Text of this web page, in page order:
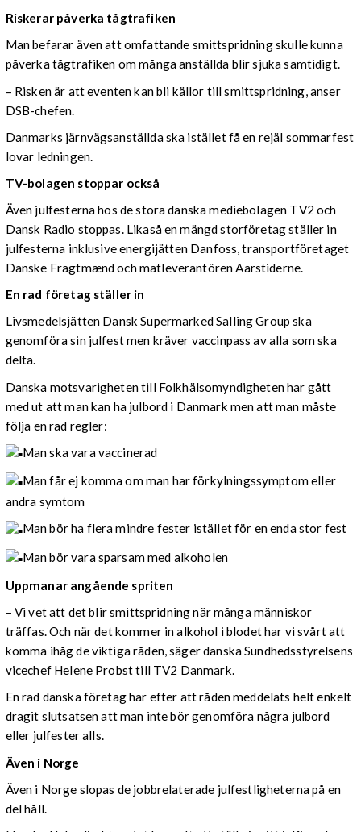
Riskerar påverka tågtrafiken
Man befarar även att omfattande smittspridning skulle kunna
påverka tågtrafiken om många anställda blir sjuka samtidigt.
– Risken är att eventen kan bli källor till smittspridning, anser
DSB-chefen.
Danmarks järnvägsanställda ska istället få en rejäl sommarfest
lovar ledningen.
TV-bolagen stoppar också
Även julfesterna hos de stora danska mediebolagen TV2 och
Dansk Radio stoppas. Likaså en mängd storföretag ställer in
julfesterna inklusive energijätten Danfoss, transportföretaget
Danske Fragtmænd och matleverantören Aarstiderne.
En rad företag ställer in
Livsmedelsjätten Dansk Supermarked Salling Group ska
genomföra sin julfest men kräver vaccinpass av alla som ska
delta.
Danska motsvarigheten till Folkhälsomyndigheten har gått
med ut att man kan ha julbord i Danmark men att man måste
följa en rad regler:
Man ska vara vaccinerad
Man får ej komma om man har förkylningssymptom eller
andra symtom
Man bör ha flera mindre fester istället för en enda stor fest
Man bör vara sparsam med alkoholen
Uppmanar angående spriten
– Vi vet att det blir smittspridning när många människor
träffas. Och när det kommer in alkohol i blodet har vi svårt att
komma ihåg de viktiga råden, säger danska Sundhedsstyrelsens
vicechef Helene Probst till TV2 Danmark.
En rad danska företag har efter att råden meddelats helt enkelt
dragit slutsatsen att man inte bör genomföra några julbord
eller julfester alls.
Även i Norge
Även i Norge slopas de jobbrelaterade julfestligheterna på en
del håll.